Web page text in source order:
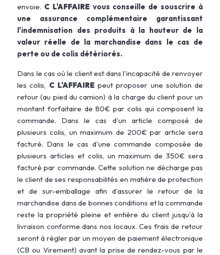
envoie. C L'AFFAIRE vous conseille de souscrire à
une assurance complémentaire garantissant
l'indemnisation des produits à la hauteur de la
valeur réelle de la marchandise dans le cas de
perte ou de colis détériorés.
Dans le cas où le client est dans l'incapacité de renvoyer
les colis, C L'AFFAIRE peut proposer une solution de
retour (au pied du camion) à la charge du client pour un
montant forfaitaire de 80€ par colis qui composent la
commande. Dans le cas d'un article composé de
plusieurs colis, un maximum de 200€ par article sera
facturé. Dans le cas d'une commande composée de
plusieurs articles et colis, un maximum de 350€ sera
facturé par commande. Cette solution ne décharge pas
le client de ses responsabilités en matière de protection
et de sur-emballage afin d'assurer le retour de la
marchandise dans de bonnes conditions et la commande
reste la propriété pleine et entière du client jusqu'à la
livraison conforme dans nos locaux. Ces frais de retour
seront à régler par un moyen de paiement électronique
(CB ou Virement) avant la prise de rendez-vous par le